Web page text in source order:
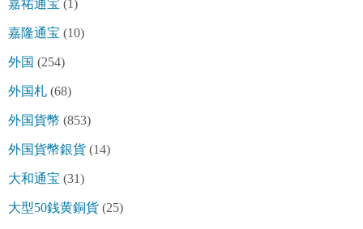
嘉祐通宝 (1)
嘉隆通宝 (10)
外国 (254)
外国札 (68)
外国貨幣 (853)
外国貨幣銀貨 (14)
大和通宝 (31)
大型50銭黄銅貨 (25)